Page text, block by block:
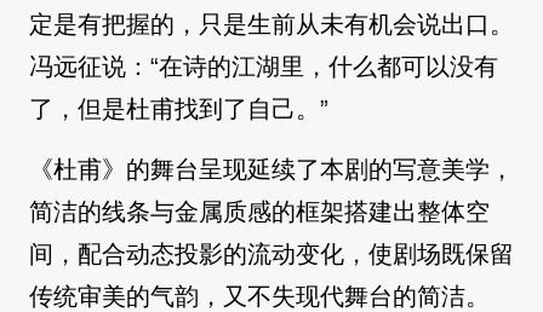
定是有把握的，只是生前从未有机会说出口。
冯远征说：“在诗的江湖里，什么都可以没有
了，但是杜甫找到了自己。”
《杜甫》的舞台呈现延续了本剧的写意美学，
简洁的线条与金属质感的框架搭建出整体空
间，配合动态投影的流动变化，使剧场既保留
传统审美的气韵，又不失现代舞台的简洁。